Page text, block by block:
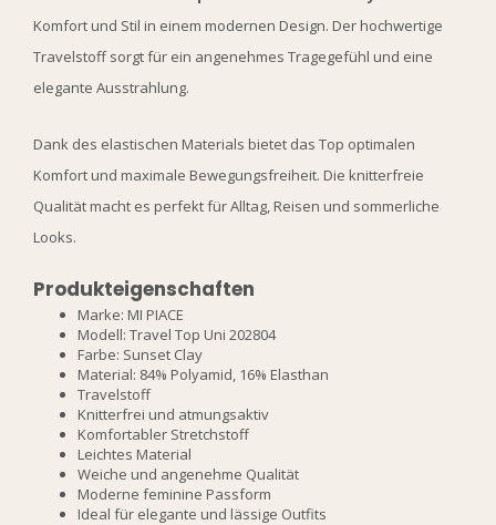
Komfort und Stil in einem modernen Design. Der hochwertige
Travelstoff sorgt für ein angenehmes Tragegefühl und eine
elegante Ausstrahlung.
Dank des elastischen Materials bietet das Top optimalen
Komfort und maximale Bewegungsfreiheit. Die knitterfreie
Qualität macht es perfekt für Alltag, Reisen und sommerliche
Looks.
Produkteigenschaften
Marke: MI PIACE
Modell: Travel Top Uni 202804
Farbe: Sunset Clay
Material: 84% Polyamid, 16% Elasthan
Travelstoff
Knitterfrei und atmungsaktiv
Komfortabler Stretchstoff
Leichtes Material
Weiche und angenehme Qualität
Moderne feminine Passform
Ideal für elegante und lässige Outfits